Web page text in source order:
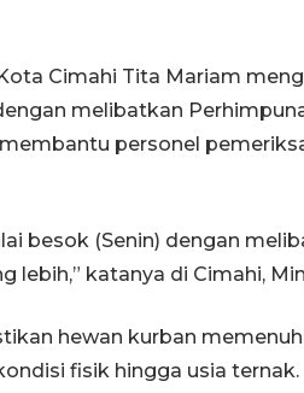
Cimahi Tita Mariam
melibatkan
personel
besok (Senin) dengan
lebih,” katanya di Cimahi,
hewan kurban
fisik hingga usia ternak.